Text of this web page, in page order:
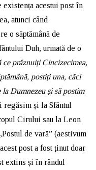
acestui post în
atunci când
o săptămână de
Duh, urmată de o
ce prăznuiți Cincizecimea,
postiți una, căci
la Dumnezeu și să postim
și la Sfântul
Cirului sau la Leon
de vară” (aestivum
post a fost ținut doar
extins și în rândul